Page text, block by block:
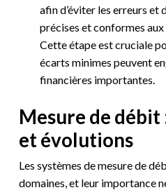
afin d’éviter les erreurs et
précises et conformes
Cette étape est cruciale
écarts minimes peuvent
financières importantes.
Mesure de
et évolutions
Les systèmes de mesure de
domaines, et leur importance